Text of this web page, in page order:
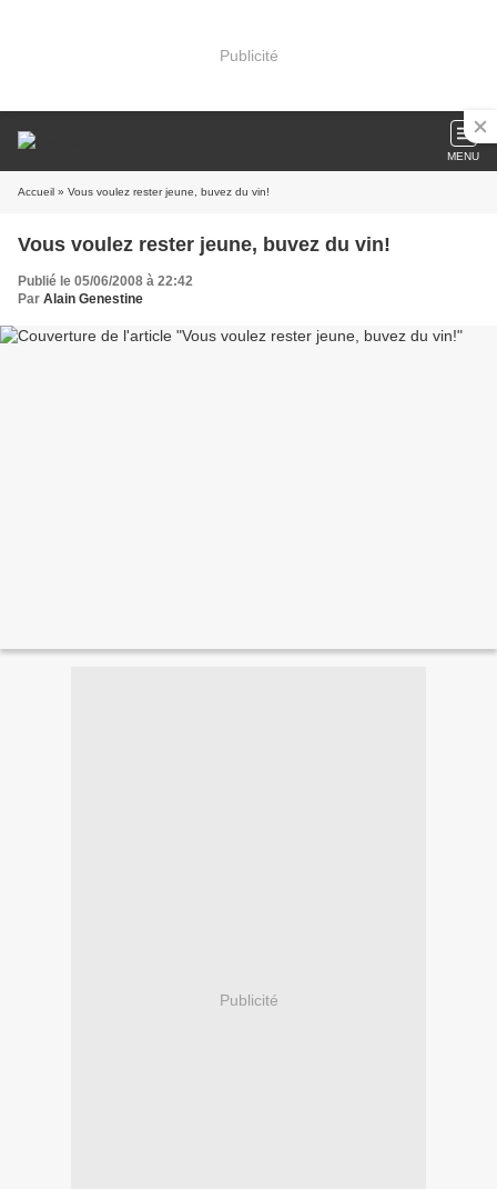
Publicité
MENU
Accueil » Vous voulez rester jeune, buvez du vin!
Vous voulez rester jeune, buvez du vin!
Publié le 05/06/2008 à 22:42
Par Alain Genestine
Publicité